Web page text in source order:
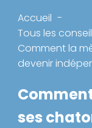
Accueil
Tous les
Comment la
devenir
ses